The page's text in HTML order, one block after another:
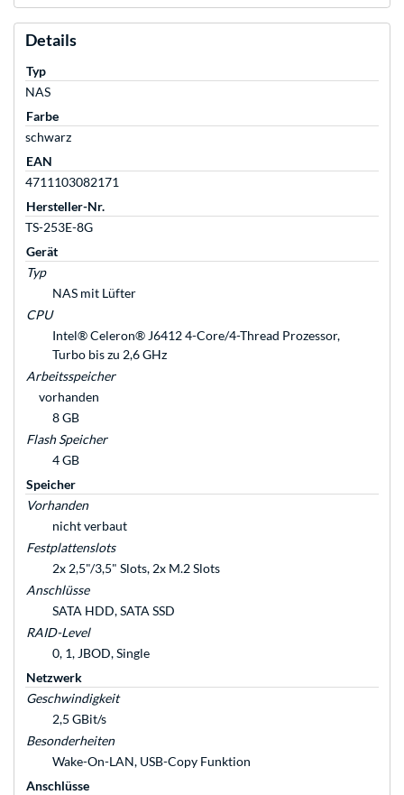
Details
Typ
NAS
Farbe
schwarz
EAN
4711103082171
Hersteller-Nr.
TS-253E-8G
Gerät
Typ
NAS mit Lüfter
CPU
Intel® Celeron® J6412 4-Core/4-Thread Prozessor,
Turbo bis zu 2,6 GHz
Arbeitsspeicher
vorhanden
8 GB
Flash Speicher
4 GB
Speicher
Vorhanden
nicht verbaut
Festplattenslots
2x 2,5"/3,5" Slots, 2x M.2 Slots
Anschlüsse
SATA HDD, SATA SSD
RAID-Level
0, 1, JBOD, Single
Netzwerk
Geschwindigkeit
2,5 GBit/s
Besonderheiten
Wake-On-LAN, USB-Copy Funktion
Anschlüsse